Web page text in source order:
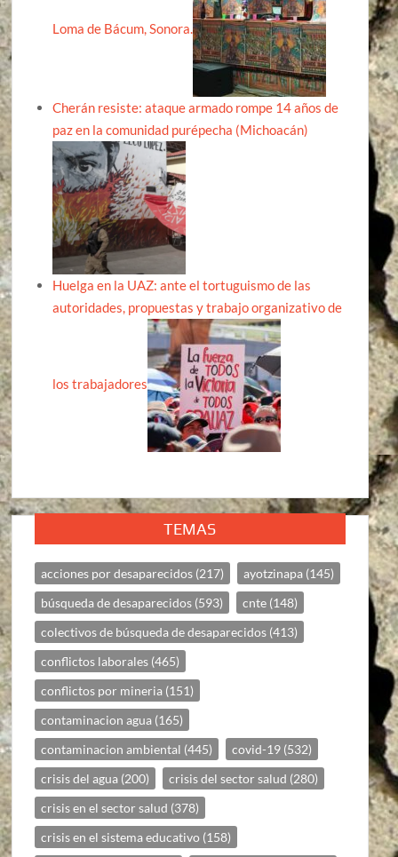
Loma de Bácum, Sonora.
Cherán resiste: ataque armado rompe 14 años de
paz en la comunidad purépecha (Michoacán)
Huelga en la UAZ: ante el tortuguismo de las
autoridades, propuestas y trabajo organizativo de
los trabajadores
TEMAS
acciones por desaparecidos (217) ayotzinapa (145)
búsqueda de desaparecidos (593) cnte (148)
colectivos de búsqueda de desaparecidos (413)
conflictos laborales (465)
conflictos por mineria (151)
contaminacion agua (165)
contaminacion ambiental (445) covid-19 (532)
crisis del agua (200) crisis del sector salud (280)
crisis en el sector salud (378)
crisis en el sistema educativo (158)